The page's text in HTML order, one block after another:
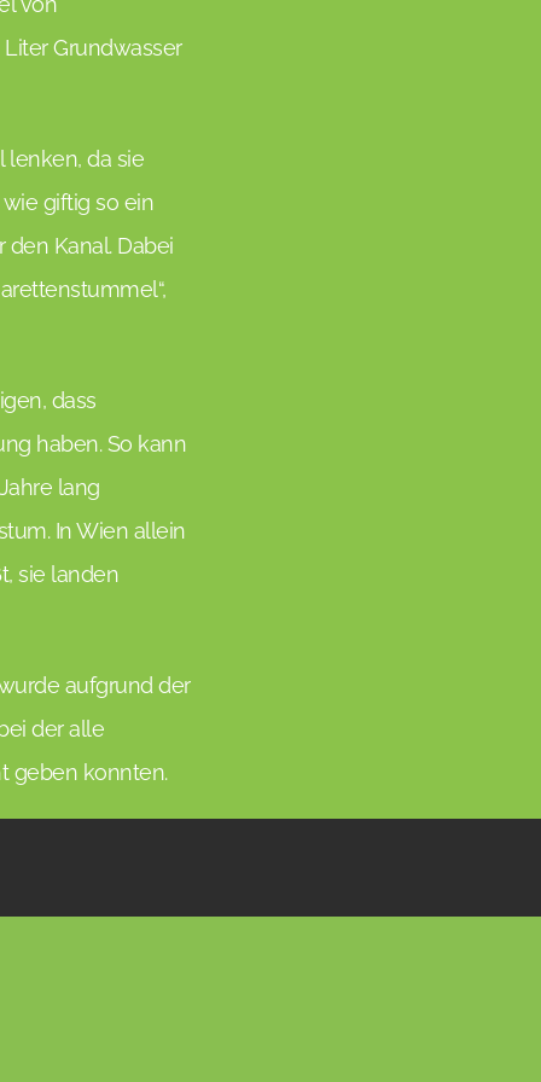
Grundwasser
lenken, da sie
giftig so ein
Kanal. Dabei
dass
haben. So kann
lang
In Wien allein
sie landen
aufgrund der
der alle
geben konnten.